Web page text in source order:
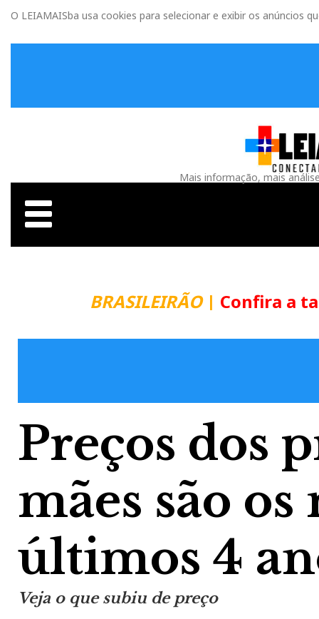
O LEIAMAISba usa cookies para selecionar e exibir os anúncios
Mais informação, mais
BRASILEIRÃO| Confira a
Preços dos
mães são
últimos 4
Veja o que subiu de preço